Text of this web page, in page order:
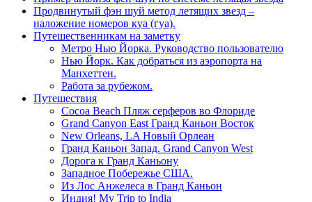
Продвинутый фэн шуй метод летящих звезд –
наложение номеров куа (гуа).
Путешественникам на заметку
Метро Нью Йорка. Руководство пользователю
Нью Йорк. Как добраться из аэропорта на
Манхеттен.
Работа за рубежом.
Путешествия
Cocoa Beach Пляж серферов во Флориде
Grand Canyon East Гранд Каньон Восток
New Orleans, LA Новый Орлеан
Гранд Каньон Запад. Grand Canyon West
Дорога к Гранд Каньону
Западное Побережье США.
Из Лос Анжелеса в Гранд Каньон
Индия! My Trip to India